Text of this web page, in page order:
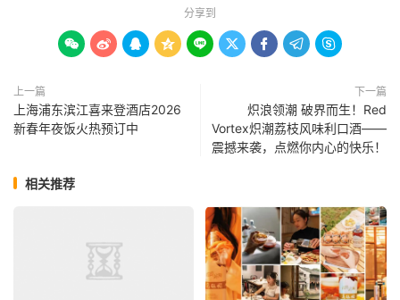
分享到
        
上一篇
上海浦东滨江喜来登酒店2026
新春年夜饭火热预订中
下一篇
炽浪领潮 破界而生！Red
Vortex炽潮荔枝风味利口酒——
震撼来袭，点燃你内心的快乐！
相关推荐